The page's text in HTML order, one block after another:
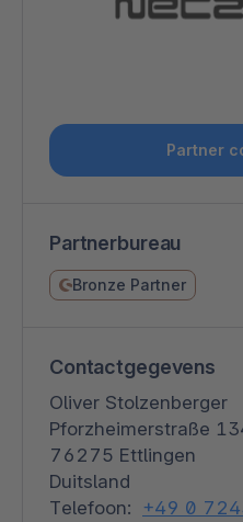
Partner
Partnerbureau
Bronze Partner
Contactgegevens
Oliver Stolzenberger
Pforzheimerstraße
76275 Ettlingen
Duitsland
Telefoon: +49 0